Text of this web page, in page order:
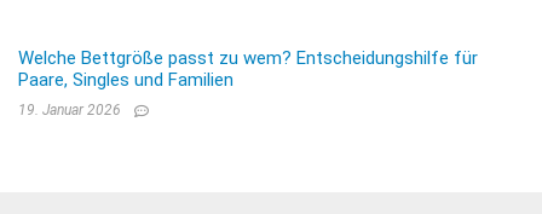
Welche Bettgröße passt zu wem? Entscheidungshilfe für
Paare, Singles und Familien
19. Januar 2026